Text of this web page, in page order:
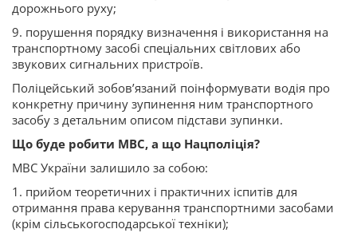
дорожнього руху;
9. порушення порядку визначення і використання на
транспортному засобі спеціальних світлових або
звукових сигнальних пристроїв.
Поліцейський зобов’язаний поінформувати водія про
конкретну причину зупинення ним транспортного
засобу з детальним описом підстави зупинки.
Що буде робити МВС, а що Нацполіція?
МВС України залишило за собою:
1. прийом теоретичних і практичних іспитів для
отримання права керування транспортними засобами
(крім сільськогосподарської техніки);